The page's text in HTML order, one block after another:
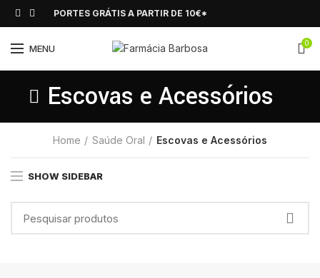
PORTES GRÁTIS A PARTIR DE 10€*
MENU 0
Escovas e Acessórios
Home Saúde Oral Escovas e Acessórios
SHOW SIDEBAR